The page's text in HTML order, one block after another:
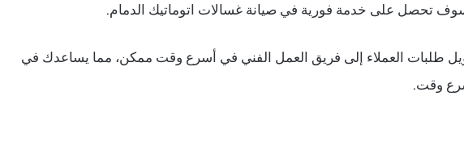
تحصل على خدمة فورية في صيانة غسالات اتوماتيك الدمام.
طلبات العملاء إلى فريق العمل الفني في أسرع وقت ممكن، مما يساعدك في
وقت.